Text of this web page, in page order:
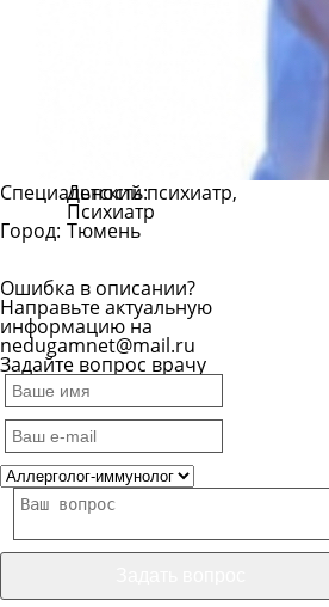
Специальность:
Детский психиатр,
Психиатр
Город: Тюмень
Ошибка в описании?
Направьте актуальную
информацию на
nedugamnet@mail.ru
Задайте вопрос врачу